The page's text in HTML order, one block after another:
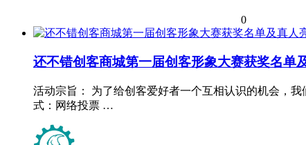
0
还不错创客商城第一届创客形象大赛获奖名单
活动宗旨： 为了给创客爱好者一个互相认识的机会，
式：网络投票 …